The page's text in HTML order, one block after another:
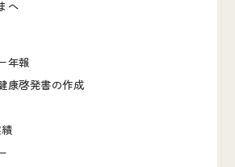
へ
年報
康啓発書の作成